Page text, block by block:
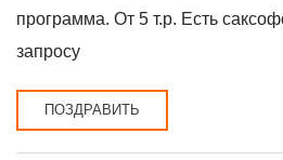
программа. От 5 т.р. Есть
запросу
ПОЗДРАВИТЬ